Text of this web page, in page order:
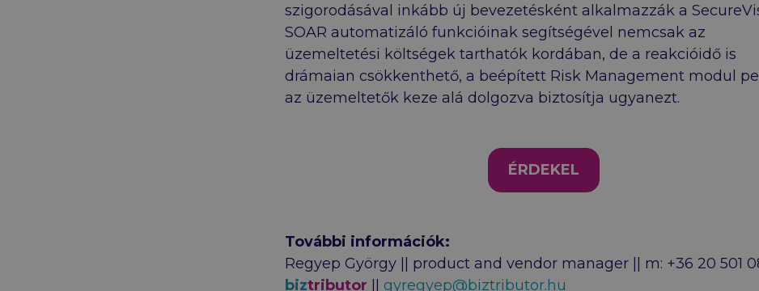
szigorodásával inkább új bevezetésként alkalmazzák a
SOAR automatizáló funkcióinak segítségével nemcsak az
üzemeltetési költségek tarthatók kordában, de a reakcióidő is
drámaian csökkenthető, a beépített Risk Management modul
az üzemeltetők keze alá dolgozva biztosítja ugyanezt.
ÉRDEKEL
További információk:
Regyep György || product and vendor manager || m: +36 20 501
biztributor gyregyep@biztributor.hu